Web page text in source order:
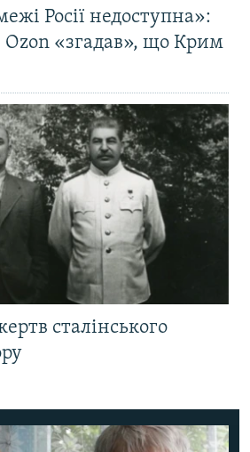
Росії недоступна»:
Ozon «згадав», що Крим
сталінського